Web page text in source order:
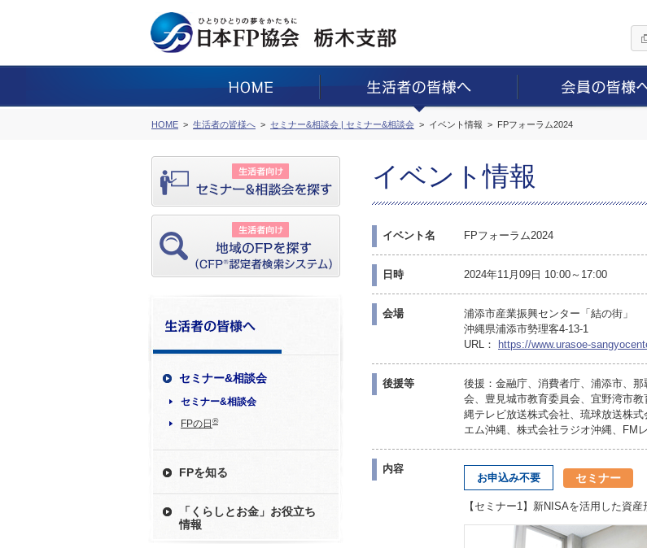
HOME 生活者の皆様へ セミナー&相談会 | セミナー&相談会 イベント情報 FPフォーラム2024
セミナー&相談会
セミナー&相談会
FPの日 ®
FPを知る
「くらしとお金」お役立ち
情報
イベント情報
イベント名 FPフォーラム2024
日時 2024年11月09日 10:00～17:00
会場
浦添市産業振興センター「結の街」
沖縄県浦添市勢理客4-13-1
URL：
https://www.urasoe-
後援等
後援：金融庁、消費者庁、浦添市、
会、豊見城市教育委員会、宜野湾市
縄テレビ放送株式会社、琉球放送株
エム沖縄、株式会社ラジオ沖縄、FM
内容
お申込み不要 セミナー
【セミナー1】新NISAを活用した資